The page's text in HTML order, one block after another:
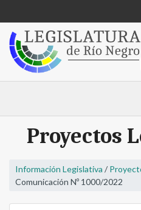
Proyectos
Información Legislativa /
Comunicación Nº 1000/2022